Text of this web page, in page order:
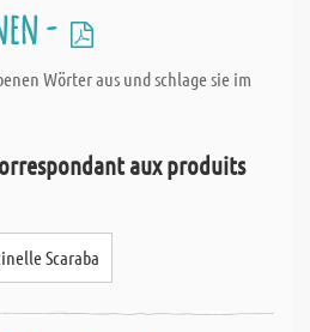
-
Wörter aus und schlage sie im
aux produits
Scaraba